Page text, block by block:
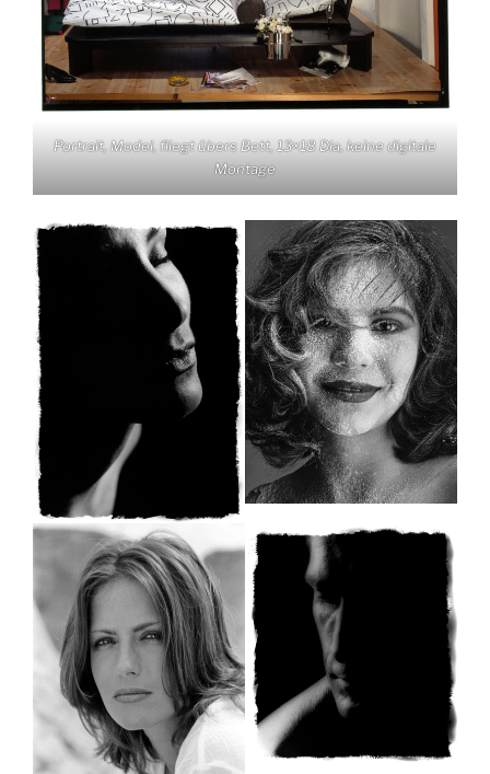
Portrait, Model, fliegt übers Bett, 13×18 Dia, keine digitale
Montage